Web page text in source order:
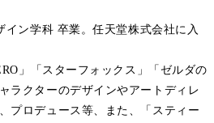
イン学科 卒業。任天堂株式会社に入
」「スターフォックス」「ゼルダの
ラクターのデザインやアートディレ
プロデュース等、また、「スティー